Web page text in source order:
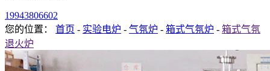
19943806602
您的位置： 首页 - 实验电炉 - 气氛炉 - 箱式气氛炉 - 箱式气氛
退火炉